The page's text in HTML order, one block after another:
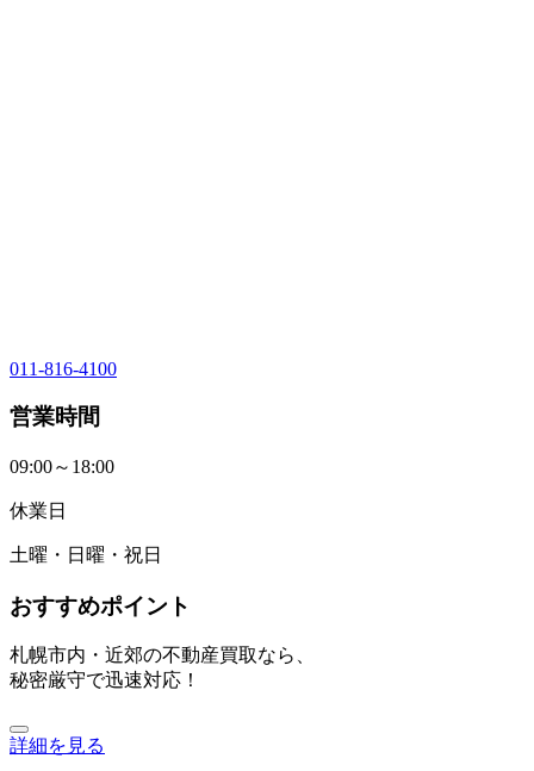
011-816-4100
営業時間
09:00～18:00
休業日
土曜・日曜・祝日
おすすめポイント
札幌市内・近郊の不動産買取なら、
秘密厳守で迅速対応！
詳細を見る